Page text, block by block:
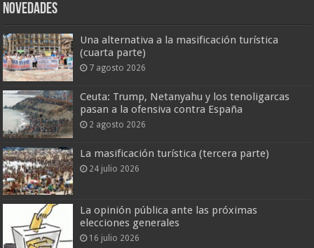
Novedades
Una alternativa a la masificación turística
(cuarta parte)
7 agosto 2026
Ceuta: Trump, Netanyahu y los tenoligarcas
pasan a la ofensiva contra España
2 agosto 2026
La masificación turística (tercera parte)
24 julio 2026
La opinión pública ante las próximas
elecciones generales
16 julio 2026